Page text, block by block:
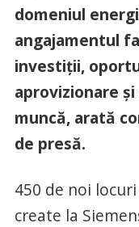
domeniul
angajamentul
investiții,
aprovizionare
muncă, arată
de presă.
450 de noi
create la